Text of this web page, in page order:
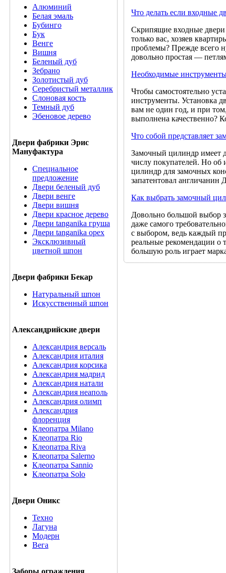
Алюминий
Белая эмаль
Бубинго
Бук
Венге
Вишня
Беленый дуб
Зебрано
Золотистый дуб
Серебристый металлик
Слоновая кость
Темный дуб
Эбеновое дерево
Двери фабрики Эрис
Мануфактура
Специальное
предложение
Двери беленый дуб
Двери венге
Двери вишня
Двери красное дерево
Двери tanganika груша
Двери tanganika oрех
Эксклюзивный
цветной шпон
Двери фабрики Бекар
Натуральный шпон
Искусственный шпон
Александрийские двери
Александрия версаль
Александрия италия
Александрия корсика
Александрия мадрид
Александрия натали
Александрия неаполь
Александрия олимп
Александрия
флоренция
Клеопатра Milano
Клеопатра Rio
Клеопатра Riva
Клеопатра Salerno
Клеопатра Sannio
Клеопатра Solo
Двери Оникс
Техно
Лагуна
Модерн
Вега
Заборы ограждения
Что делать если входные
Скрипящие входные двери
только вас, хозяев
проблемы? Прежде всего
довольно простая —
Необходимые
Чтобы самостоятельно
инструменты. Установка
вам не один год, и при
выполнена качественно?
Что собой представляет
Замочный цилиндр имеет
числу покупателей. Но об
цилиндр для замочных
запатентовал англичанин
Как выбрать замочный
Довольно большой выбор
даже самого
с выбором, ведь каждый
реальные рекомендации о
большую роль играет